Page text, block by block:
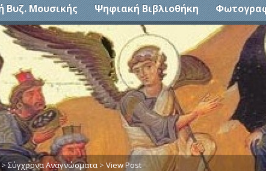
Βυζ. Μουσικής Ψηφιακή Βιβλιοθήκη
>Σύγχρονα Αναγνώσματα > View Post